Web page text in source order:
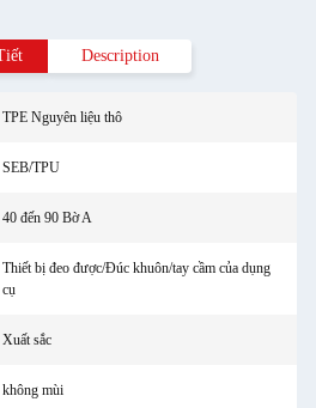
Description
TPE Nguyên liệu thô
SEB/TPU
40 đến 90 Bờ A
Thiết bị đeo được/Đúc khuôn/tay cầm của dụng
cụ
Xuất sắc
không mùi